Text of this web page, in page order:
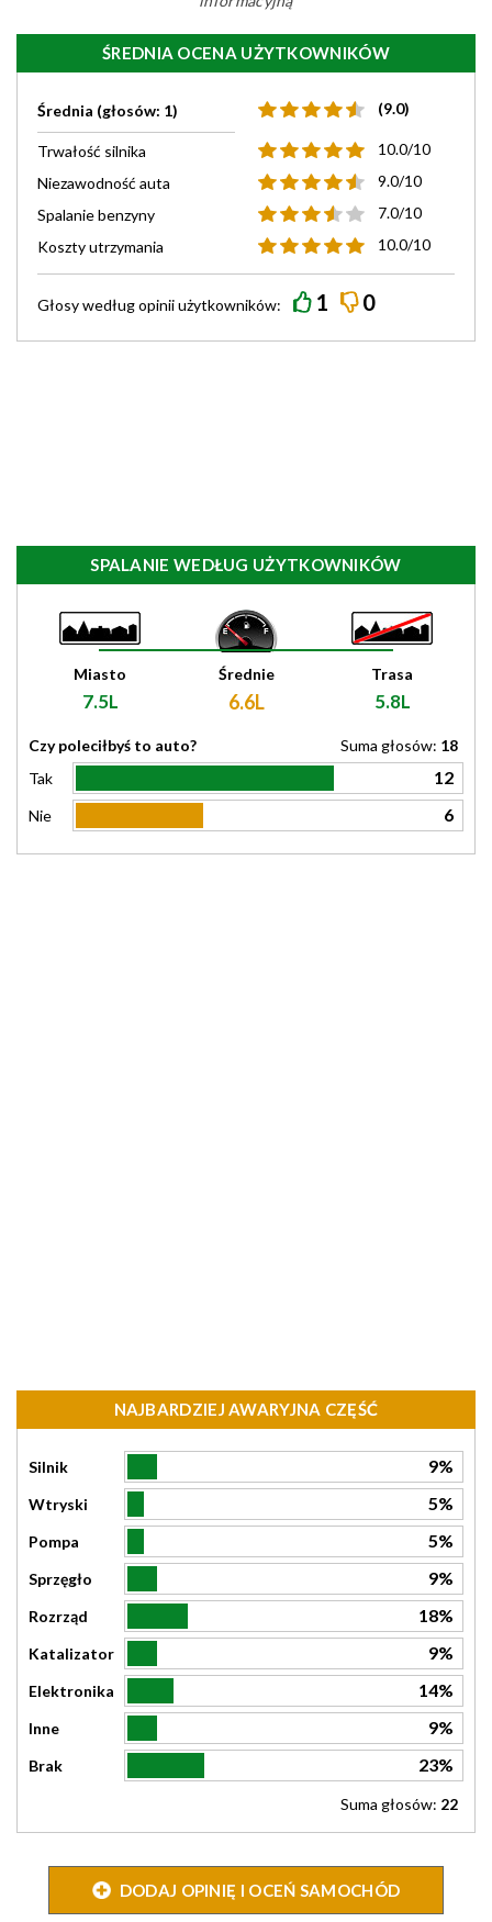
ŚREDNIA OCENA UŻYTKOWNIKÓW
Średnia (głosów: 1) (9.0)
Trwałość silnika
10.0/10
Niezawodność auta
9.0/10
Spalanie benzyny
7.0/10
Koszty utrzymania
10.0/10
Głosy wedługopiniiużytkowników: 1 0
SPALANIE WEDŁUG UŻYTKOWNIKÓW
Miasto
7.5L
Średnie
6.6L
Trasa
5.8L
Czy poleciłbyś to auto? Suma głosów: 18
Tak
12
Nie 6
NAJBARDZIEJ AWARYJNA CZĘŚĆ
Silnik 9%
Wtryski 5%
Pompa 5%
Sprzęgło 9%
Rozrząd 18%
Katalizator 9%
Elektronika 14%
Inne 9%
Brak 23%
Suma głosów: 22
DODAJ OPINIĘ I OCEŃ SAMOCHÓD